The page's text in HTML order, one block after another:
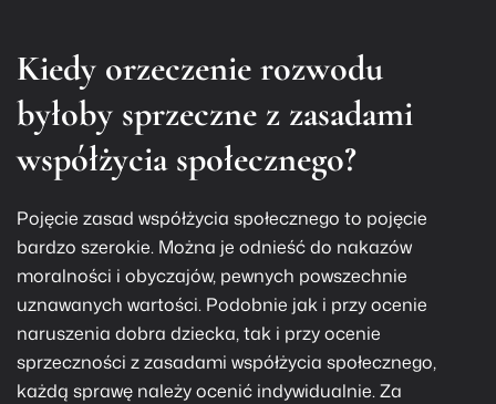
Kiedy orzeczenie rozwodu
byłoby sprzeczne z zasadami
współżycia społecznego?
Pojęcie zasad współżycia społecznego to pojęcie
bardzo szerokie. Można je odnieść do nakazów
moralności i obyczajów, pewnych powszechnie
uznawanych wartości. Podobnie jak i przy ocenie
naruszenia dobra dziecka, tak i przy ocenie
sprzeczności z zasadami współżycia społecznego,
każdą sprawę należy ocenić indywidualnie. Za